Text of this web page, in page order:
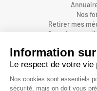
Nos
Retirer mes
Organiser une